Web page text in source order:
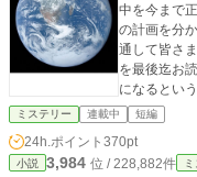
中を今まで
の計画を分
通して皆さ
を最後迄お
になるとい
が順調に運
か。 今なお
染症の恐怖
れたイラン
ミステリー 連載中 短編
24h.ポイント 370pt
小説 3,984 位 / 228,882件